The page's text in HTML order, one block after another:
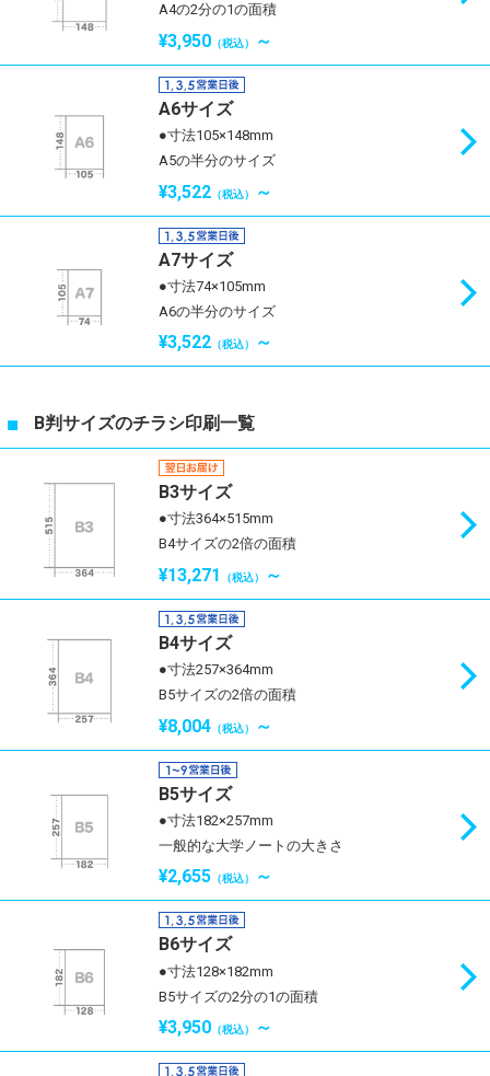
A4の2分の1の面積
¥3,950 （税込） ～
A6サイズ
●寸法105×148mm
A5の半分のサイズ
¥3,522 （税込） ～
A7サイズ
●寸法74×105mm
A6の半分のサイズ
¥3,522 （税込） ～
B判サイズのチラシ印刷一覧
B3サイズ
●寸法364×515mm
B4サイズの2倍の面積
¥13,271 （税込） ～
B4サイズ
●寸法257×364mm
B5サイズの2倍の面積
¥8,004 （税込） ～
B5サイズ
●寸法182×257mm
一般的な大学ノートの大きさ
¥2,655 （税込） ～
B6サイズ
●寸法128×182mm
B5サイズの2分の1の面積
¥3,950 （税込） ～